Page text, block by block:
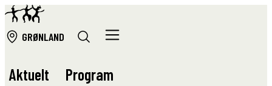
GRØNLAND
Aktuelt
Program